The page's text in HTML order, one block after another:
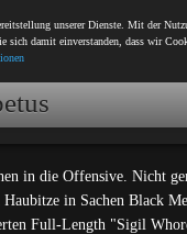
unserer Dienste. Mit der
sich damit einverstanden, dass wir
in die Offensive. Nicht
in Sachen Black
Full-Length "Sigil